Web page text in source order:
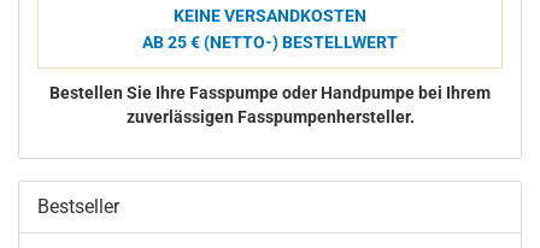
KEINE VERSANDKOSTEN
AB 25 € (NETTO-) BESTELLWERT
Bestellen Sie Ihre Fasspumpe oder Handpumpe bei Ihrem
zuverlässigen Fasspumpenhersteller.
Bestseller